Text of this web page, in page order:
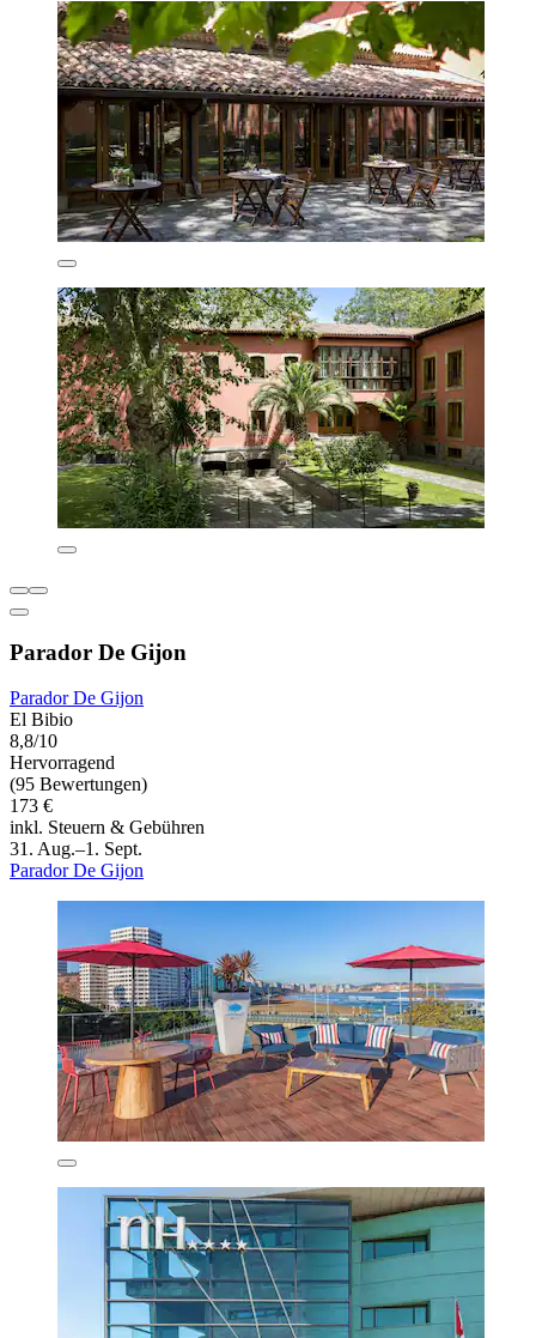
Parador De Gijon
Parador De Gijon
El Bibio
8,8/10
Hervorragend
(95 Bewertungen)
173 €
inkl. Steuern & Gebühren
31. Aug.–1. Sept.
Parador De Gijon